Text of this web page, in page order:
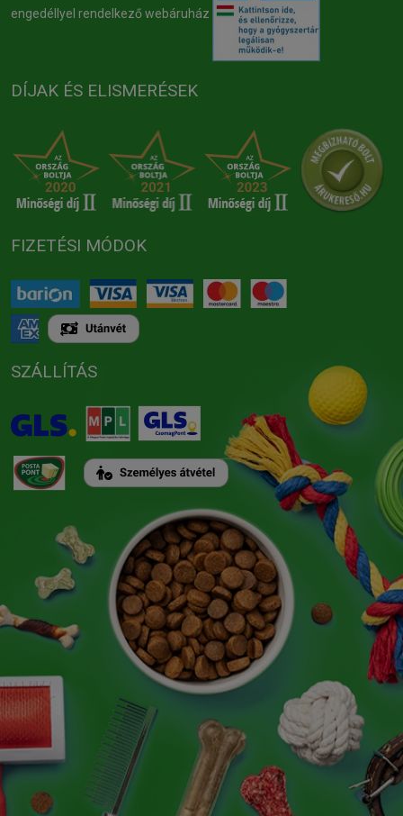
engedéllyel rendelkező webáruház
DÍJAK ÉS ELISMERÉSEK
FIZETÉSI MÓDOK
SZÁLLÍTÁS